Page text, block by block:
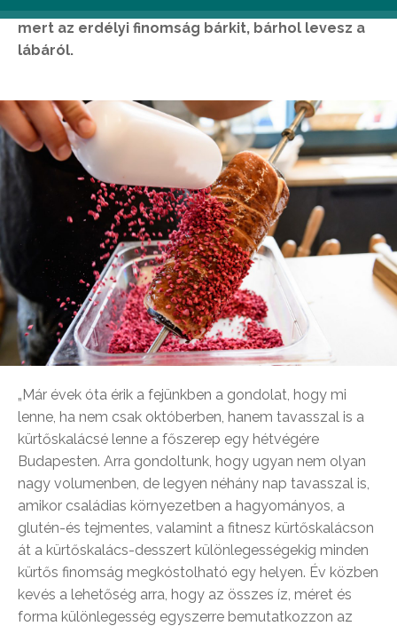
mert az erdélyi finomság bárkit, bárhol levesz a
lábáról.
„Már évek óta érik a fejünkben a gondolat, hogy mi
lenne, ha nem csak októberben, hanem tavasszal is a
kürtőskalácsé lenne a főszerep egy hétvégére
Budapesten. Arra gondoltunk, hogy ugyan nem olyan
nagy volumenben, de legyen néhány nap tavasszal is,
amikor családias környezetben a hagyományos, a
glutén-és tejmentes, valamint a fitnesz kürtőskalácson
át a kürtőskalács-desszert különlegességekig minden
kürtős finomság megkóstolható egy helyen. Év közben
kevés a lehetőség arra, hogy az összes íz, méret és
forma különlegesség egyszerre bemutatkozzon az